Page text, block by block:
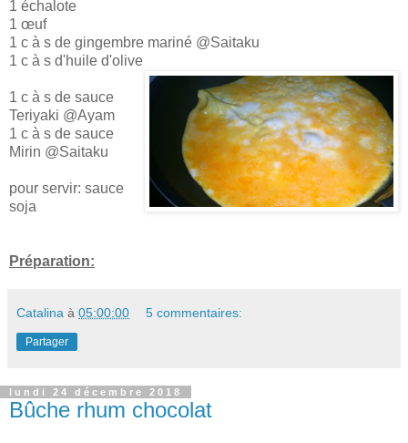
1 échalote
1 œuf
1 c à s de gingembre mariné @Saitaku
1 c à s d'huile d'olive
1 c à s de sauce
Teriyaki @Ayam
1 c à s de sauce
Mirin @Saitaku
pour servir: sauce
soja
Préparation:
Catalina à 05:00:00 5 commentaires:
Partager
lundi 24 décembre 2018
Bûche rhum chocolat